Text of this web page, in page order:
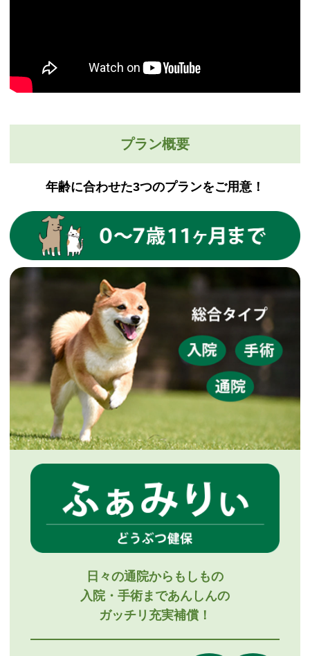
プラン概要
年齢に合わせた3つのプランをご用意！
日々の通院からもしもの
入院・手術まであんしんの
ガッチリ充実補償！